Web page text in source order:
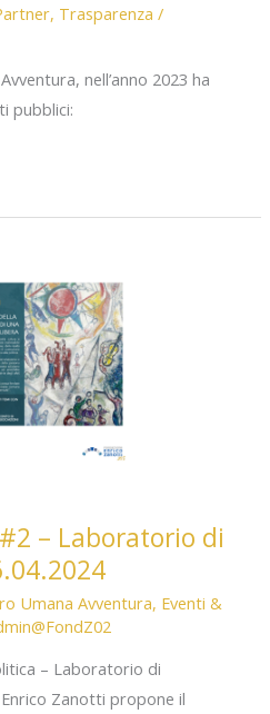
, Trasparenza /
nell’anno 2023 ha
pubblici:
– Laboratorio di
Umana Avventura, Eventi &
– Laboratorio di
Zanotti propone il